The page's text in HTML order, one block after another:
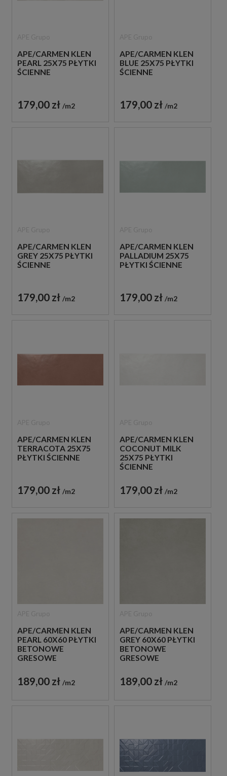
APE/CARMEN KLEN
PEARL 25X75 PŁYTKI
ŚCIENNE
179,00 zł m2
APE/CARMEN KLEN
BLUE 25X75 PŁYTKI
ŚCIENNE
179,00 zł m2
APE/CARMEN KLEN
GREY 25X75 PŁYTKI
ŚCIENNE
179,00 zł m2
APE/CARMEN KLEN
PALLADIUM 25X75
PŁYTKI ŚCIENNE
179,00 zł m2
APE/CARMEN KLEN
TERRACOTA 25X75
PŁYTKI ŚCIENNE
179,00 zł m2
APE/CARMEN KLEN
COCONUT MILK
25X75 PŁYTKI
ŚCIENNE
179,00 zł m2
APE/CARMEN KLEN
PEARL 60X60 PŁYTKI
BETONOWE
GRESOWE
189,00 zł m2
APE/CARMEN KLEN
GREY 60X60 PŁYTKI
BETONOWE
GRESOWE
189,00 zł m2